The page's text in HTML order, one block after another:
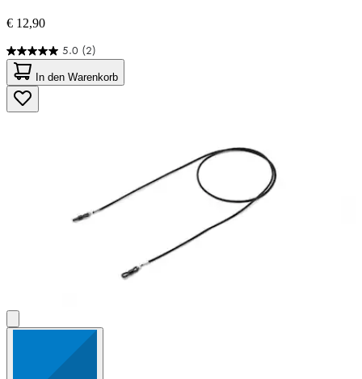
€ 12,90
5.0 (2)
5.0
von
5
Sternen.
2
In den Warenkorb